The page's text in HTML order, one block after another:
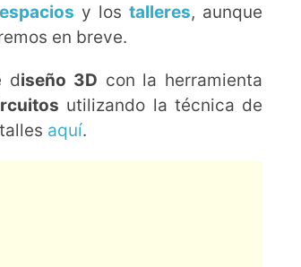
espacios y lostalleres, aunque
en breve.
diseño 3D con la herramienta
utilizando la técnica de
aquí.